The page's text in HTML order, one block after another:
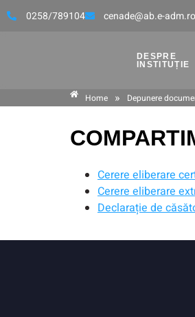
0258/789104 cenade@ab.e-adm.ro
DESPRE
INSTITUȚIE
Home » Depunere
Cerere eliberare
Cerere eliberare
Declarație de